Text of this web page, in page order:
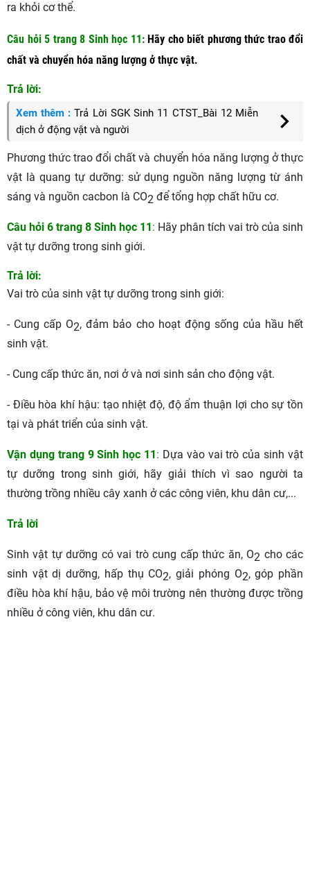
ra khỏi cơ thể.
Câu hỏi 5 trang 8 Sinh học 11:Hãy cho biết phương thức trao đổi
chất và chuyển hóa năng lượng ở thực vật.
Trả lời:
Xem thêm : Trả Lời SGK Sinh 11 CTST_Bài 12 Miễn
dịch ở động vật và người
Phương thức trao đổi chất và chuyển hóa năng lượng ở thực
vật là quang tự dưỡng: sử dụng nguồn năng lượng từ ánh
sáng và nguồn cacbon là CO2 để tổng hợp chất hữu cơ.
Câu hỏi 6 trang 8 Sinh học 11: Hãy phân tích vai trò của sinh
vật tự dưỡng trong sinh giới.
Trả lời:
Vai trò của sinh vật tự dưỡng trong sinh giới:
- Cung cấp O2, đảm bảo cho hoạt động sống của hầu hết
sinh vật.
- Cung cấp thức ăn, nơi ở và nơi sinh sản cho động vật.
- Điều hòa khí hậu: tạo nhiệt độ, độ ẩm thuận lợi cho sự tồn
tại và phát triển của sinh vật.
Vận dụng trang 9 Sinh học 11: Dựa vào vai trò của sinh vật
tự dưỡng trong sinh giới, hãy giải thích vì sao người ta
thường trồng nhiều cây xanh ở các công viên, khu dân cư,...
Trả lời
Sinh vật tự dưỡng có vai trò cung cấp thức ăn, O2 cho các
sinh vật dị dưỡng, hấp thụ CO2, giải phóng O2, góp phần
điều hòa khí hậu, bảo vệ môi trường nên thường được trồng
nhiều ở công viên, khu dân cư.